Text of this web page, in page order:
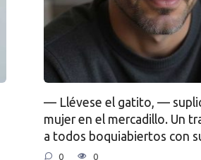
— Llévese el gatito, —
mujer en el mercadillo. Un
a todos boquiabiertos con
0 0